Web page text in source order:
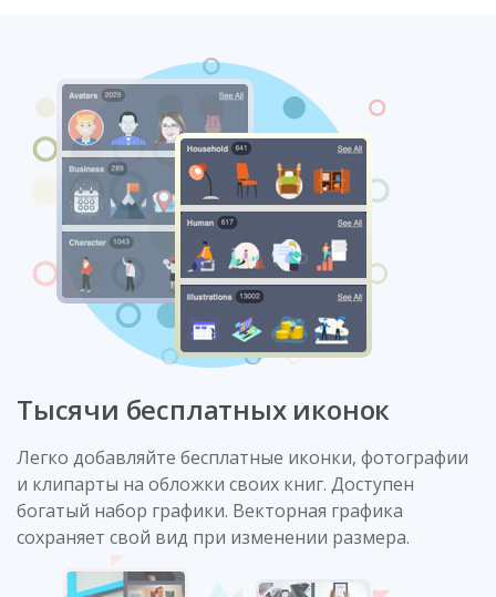
Тысячи бесплатных иконок
Легко добавляйте бесплатные иконки, фотографии
и клипарты на обложки своих книг. Доступен
богатый набор графики. Векторная графика
сохраняет свой вид при изменении размера.